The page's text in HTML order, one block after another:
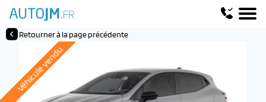
Retourner à la page précédente
Véhicule vendu